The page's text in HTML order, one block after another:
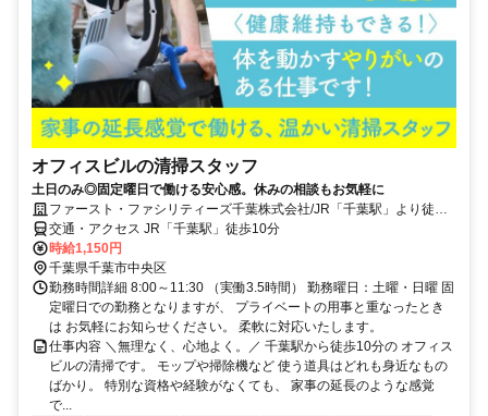
オフィスビルの清掃スタッフ
土日のみ◎固定曜日で働ける安心感。休みの相談もお気軽に
ファースト・ファシリティーズ千葉株式会社/JR「千葉駅」より徒歩
10分のオフィスビル
交通・アクセス JR「千葉駅」徒歩10分
時給1,150円
千葉県千葉市中央区
勤務時間詳細 8:00～11:30 （実働3.5時間） 勤務曜日：土曜・日曜 固
定曜日での勤務となりますが、 プライベートの用事と重なったとき
は お気軽にお知らせください。 柔軟に対応いたします。
仕事内容 ＼無理なく、心地よく。／ 千葉駅から徒歩10分の オフィス
ビルの清掃です。 モップや掃除機など 使う道具はどれも身近なもの
ばかり。 特別な資格や経験がなくても、 家事の延長のような感覚
で...